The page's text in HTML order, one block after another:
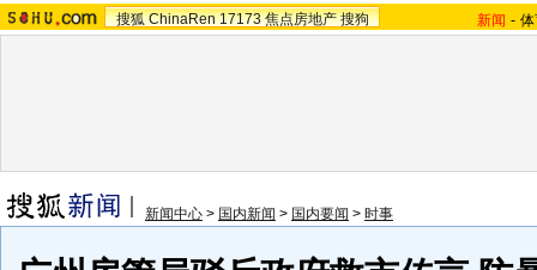
搜狐 ChinaRen 17173 焦点房地产 搜狗 新闻 -
新闻中心 > 国内新闻 > 国内要闻 > 时事